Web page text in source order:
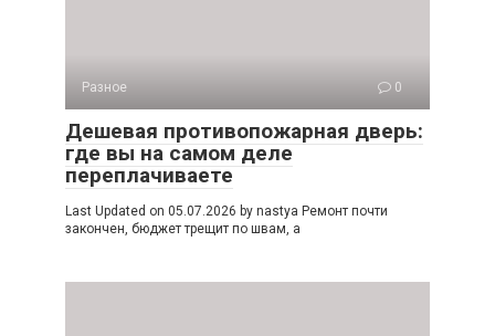
Разное 0
Дешевая противопожарная дверь:
где вы на самом деле
переплачиваете
Last Updated on 05.07.2026 by nastya Ремонт почти
закончен, бюджет трещит по швам, а